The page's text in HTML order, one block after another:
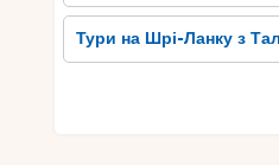
Тури на Шрі-Ланку з